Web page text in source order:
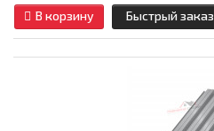
В корзину Быстрый заказ